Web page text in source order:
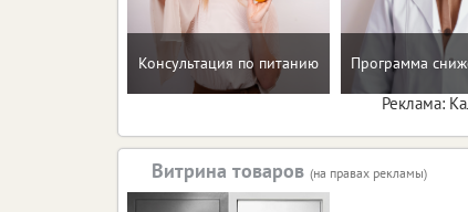
Консультация по питанию Программа
Реклама:
Витрина товаров (на правах рекламы)